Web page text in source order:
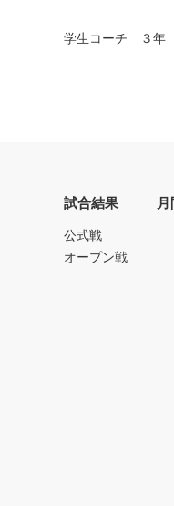
学生コーチ ３
試合結果
公式戦
オープン戦